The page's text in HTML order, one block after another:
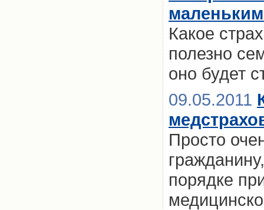
Какое
полезно
оно будет
09.05.2011
Просто
порядке